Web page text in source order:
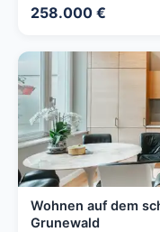
258.000 €
Wohnen auf dem
Grunewald